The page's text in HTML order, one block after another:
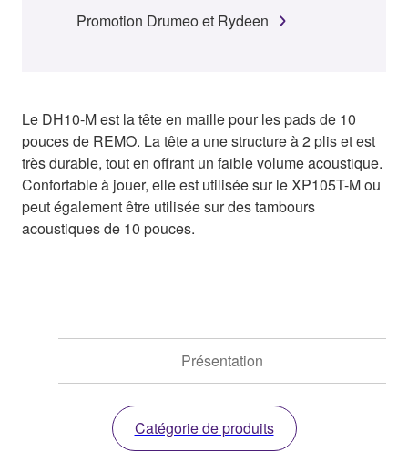
Promotion Drumeo et Rydeen
Le DH10-M est la tête en maille pour les pads de 10
pouces de REMO. La tête a une structure à 2 plis et est
très durable, tout en offrant un faible volume acoustique.
Confortable à jouer, elle est utilisée sur le XP105T-M ou
peut également être utilisée sur des tambours
acoustiques de 10 pouces.
Présentation
Catégorie de produits